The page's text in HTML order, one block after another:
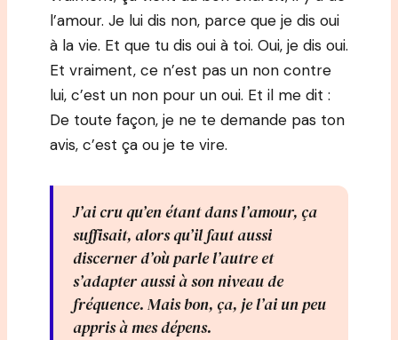
l’amour. Je lui dis non, parce que je dis oui
à la vie. Et que tu dis oui à toi. Oui, je dis oui.
Et vraiment, ce n’est pas un non contre
lui, c’est un non pour un oui. Et il me dit :
De toute façon, je ne te demande pas ton
avis, c’est ça ou je te vire.
J’ai cru qu’en étant dans l’amour, ça
suffisait, alors qu’il faut aussi
discerner d’où parle l’autre et
s’adapter aussi à son niveau de
fréquence. Mais bon, ça, je l’ai un peu
appris à mes dépens.